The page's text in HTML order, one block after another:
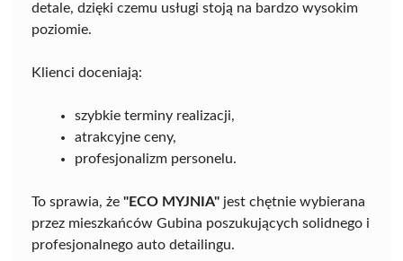
detale, dzięki czemu usługi stoją na bardzo wysokim
poziomie.
Klienci doceniają:
szybkie terminy realizacji,
atrakcyjne ceny,
profesjonalizm personelu.
To sprawia, że "ECO MYJNIA" jest chętnie wybierana
przez mieszkańców Gubina poszukujących solidnego i
profesjonalnego auto detailingu.